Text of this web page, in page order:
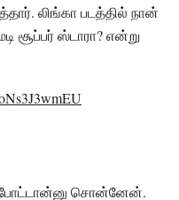
லிங்கா படத்தில் நான்
சூப்பர் ஸ்டாரா? என்று
போட்டான்னு சொன்னேன்.